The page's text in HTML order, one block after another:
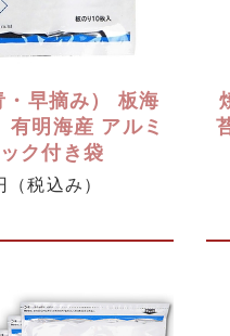
・早摘み） 板海
有明海産 アルミ
ク付き袋
（税込み）